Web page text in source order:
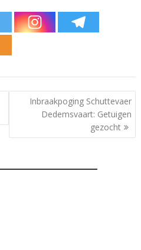
Inbraakpoging Schuttevaer
Dedemsvaart: Getuigen
gezocht